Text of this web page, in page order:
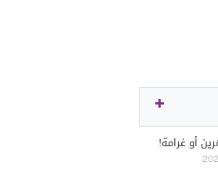
أو غرامة!